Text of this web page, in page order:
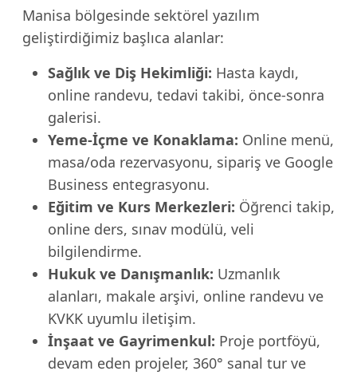
Manisa bölgesinde sektörel yazılım
geliştirdiğimiz başlıca alanlar:
Sağlık ve Diş Hekimliği: Hasta kaydı,
online randevu, tedavi takibi, önce-sonra
galerisi.
Yeme-İçme ve Konaklama: Online menü,
masa/oda rezervasyonu, sipariş ve Google
Business entegrasyonu.
Eğitim ve Kurs Merkezleri: Öğrenci takip,
online ders, sınav modülü, veli
bilgilendirme.
Hukuk ve Danışmanlık: Uzmanlık
alanları, makale arşivi, online randevu ve
KVKK uyumlu iletişim.
İnşaat ve Gayrimenkul: Proje portföyü,
devam eden projeler, 360° sanal tur ve